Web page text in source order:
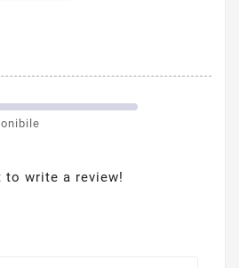
to write a review!